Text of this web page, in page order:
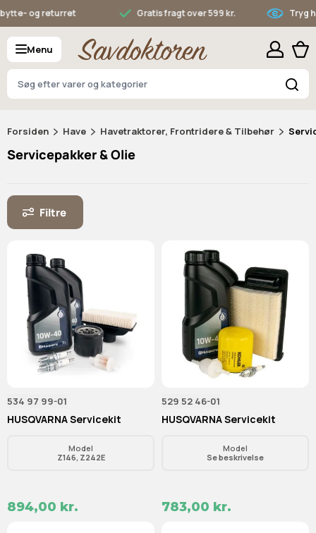
Skip to Content
og returret Gratis fragt over 599 kr. Tryg
Menu
Forsiden Have Havetraktorer, Frontridere & Tilbehør
Servicepakker & Olie
Filtre
534 97 99-01
HUSQVARNA Servicekit
Model
Z146, Z242E
894,00 kr.
529 52 46-01
HUSQVARNA Servicekit
Model
Se beskrivelse
783,00 kr.